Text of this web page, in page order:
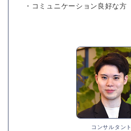
・コミュニケーション良好な方
コンサルタント